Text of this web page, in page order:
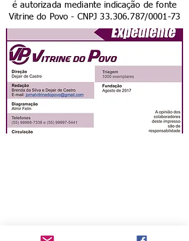
é autorizada mediante indicação de fonte
Vitrine do Povo - CNPJ33.306.787/0001-73